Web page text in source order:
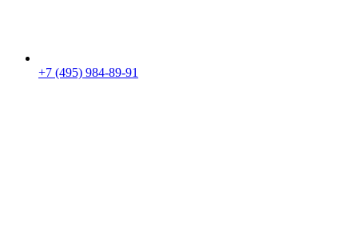
+7 (495) 984-89-91